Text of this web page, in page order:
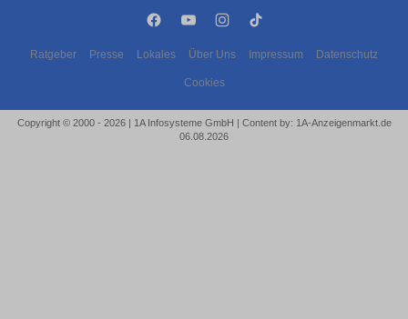
Ratgeber Presse Lokales Über Uns Impressum Datenschutz
Cookies
Copyright © 2000 - 2026 | 1A Infosysteme GmbH | Content by: 1A-Anzeigenmarkt.de
06.08.2026